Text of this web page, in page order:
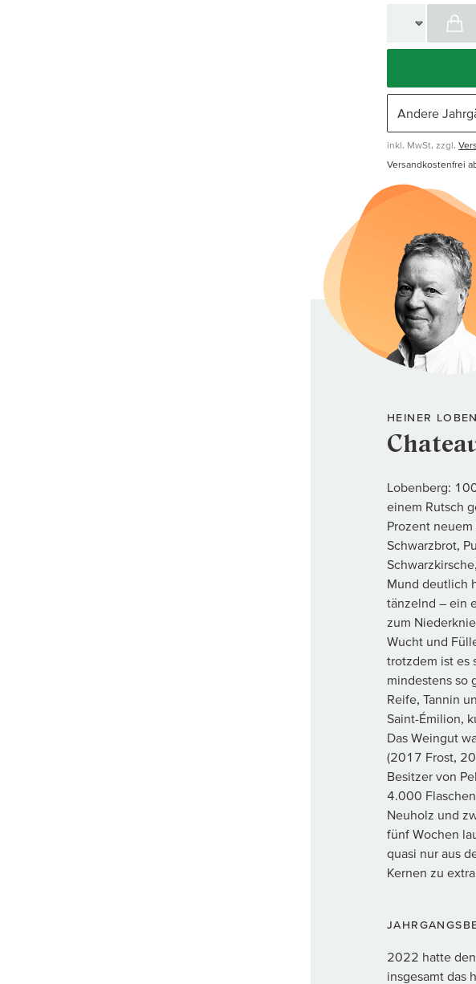
inkl. MwSt, zzgl.
Versandkostenfrei
HEINER
Lobenberg:
einem Rutsch
Prozent
Schwarzbrot,
Mund deutlich
tänzelnd – ein
zum
Wucht und
trotzdem ist es
mindestens so
Reife, Tannin
Saint-Émilion,
Das Weingut
(2017 Frost,
Besitzer von
4.000
Neuholz und
fünf Wochen
quasi nur aus
Kernen zu
2022 hatte
insgesamt das